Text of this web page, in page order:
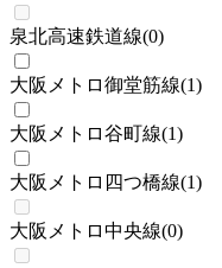
泉北高速鉄道線(0)
大阪メトロ御堂筋線(1)
大阪メトロ谷町線(1)
大阪メトロ四つ橋線(1)
大阪メトロ中央線(0)